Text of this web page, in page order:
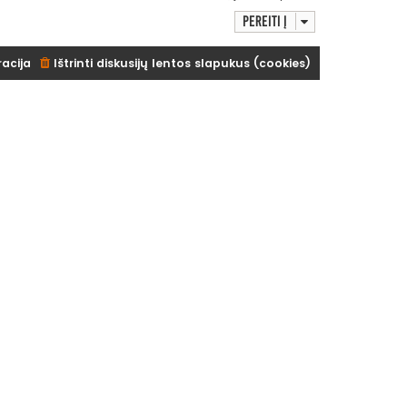
Pereiti į
Ištrinti diskusijų lentos slapukus (cookies)